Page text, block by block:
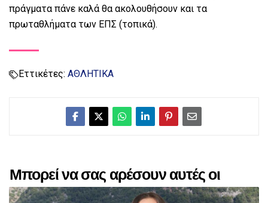
πράγματα πάνε καλά θα ακολουθήσουν και τα
πρωταθλήματα των ΕΠΣ (τοπικά).
Εττικέτες: ΑΘΛΗΤΙΚΑ
Μπορεί να σας αρέσουν αυτές οι
αναρτήσεις